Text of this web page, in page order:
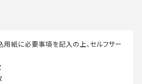
用紙に必要事項を記入の上、セルフサー